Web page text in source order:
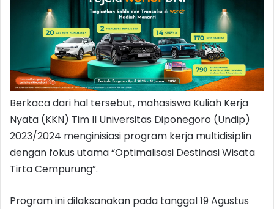
Berkaca dari hal tersebut, mahasiswa Kuliah Kerja
Nyata (KKN) Tim II Universitas Diponegoro (Undip)
2023/2024 menginisiasi program kerja multidisiplin
dengan fokus utama “Optimalisasi Destinasi Wisata
Tirta Cempurung”.
Program ini dilaksanakan pada tanggal 19 Agustus